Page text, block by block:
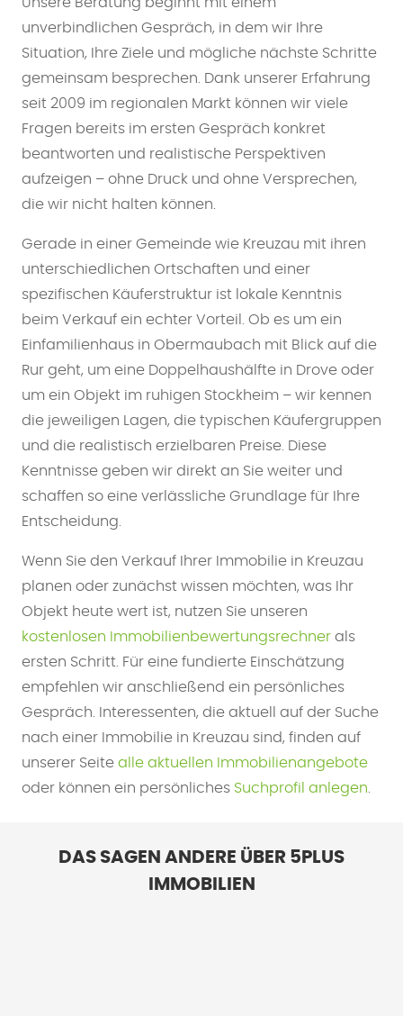
Unsere Beratung beginnt mit einem
unverbindlichen Gespräch, in dem wir Ihre
Situation, Ihre Ziele und mögliche nächste Schritte
gemeinsam besprechen. Dank unserer Erfahrung
seit 2009 im regionalen Markt können wir viele
Fragen bereits im ersten Gespräch konkret
beantworten und realistische Perspektiven
aufzeigen – ohne Druck und ohne Versprechen,
die wir nicht halten können.
Gerade in einer Gemeinde wie Kreuzau mit ihren
unterschiedlichen Ortschaften und einer
spezifischen Käuferstruktur ist lokale Kenntnis
beim Verkauf ein echter Vorteil. Ob es um ein
Einfamilienhaus in Obermaubach mit Blick auf die
Rur geht, um eine Doppelhaushälfte in Drove oder
um ein Objekt im ruhigen Stockheim – wir kennen
die jeweiligen Lagen, die typischen Käufergruppen
und die realistisch erzielbaren Preise. Diese
Kenntnisse geben wir direkt an Sie weiter und
schaffen so eine verlässliche Grundlage für Ihre
Entscheidung.
Wenn Sie den Verkauf Ihrer Immobilie in Kreuzau
planen oder zunächst wissen möchten, was Ihr
Objekt heute wert ist, nutzen Sie unseren
kostenlosen Immobilienbewertungsrechner als
ersten Schritt. Für eine fundierte Einschätzung
empfehlen wir anschließend ein persönliches
Gespräch. Interessenten, die aktuell auf der Suche
nach einer Immobilie in Kreuzau sind, finden auf
unserer Seite alle aktuellen Immobilienangebote
oder können ein persönliches Suchprofil anlegen.
DAS SAGEN ANDERE ÜBER 5PLUS
IMMOBILIEN